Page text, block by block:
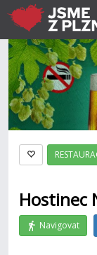
Hostinec
Navigovat